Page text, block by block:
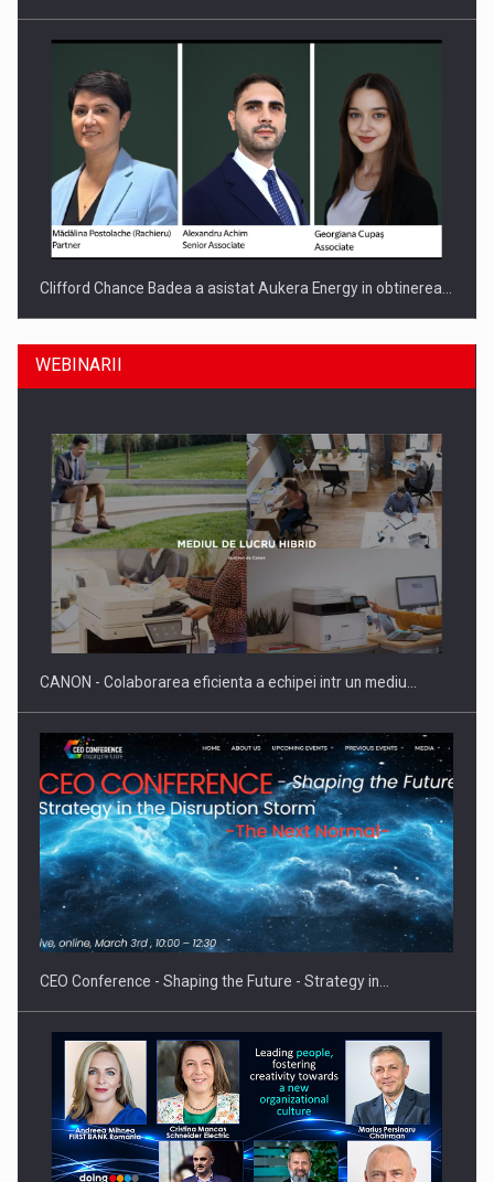
Clifford Chance Badea a asistat Aukera Energy in obtinerea…
SAPTE PERSONALITATI DIN MEDIUL DE AFACERI, ACADEMIC
SI INSTITUTIONAL…
Hard Enduro Piatra Craiului 2026, fueled by benzinariile RO…
WEBINARII
CANON - Colaborarea eficienta a echipei intr un mediu…
CEO Conference - Shaping the Future - Strategy in…